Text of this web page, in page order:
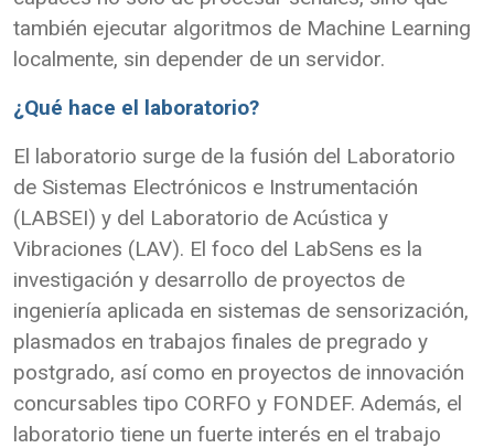
también ejecutar algoritmos de Machine Learning
localmente, sin depender de un servidor.
¿Qué hace el laboratorio?
El laboratorio surge de la fusión del Laboratorio
de Sistemas Electrónicos e Instrumentación
(LABSEI) y del Laboratorio de Acústica y
Vibraciones (LAV). El foco del LabSens es la
investigación y desarrollo de proyectos de
ingeniería aplicada en sistemas de sensorización,
plasmados en trabajos finales de pregrado y
postgrado, así como en proyectos de innovación
concursables tipo CORFO y FONDEF. Además, el
laboratorio tiene un fuerte interés en el trabajo